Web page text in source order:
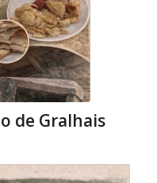
de Gralhais